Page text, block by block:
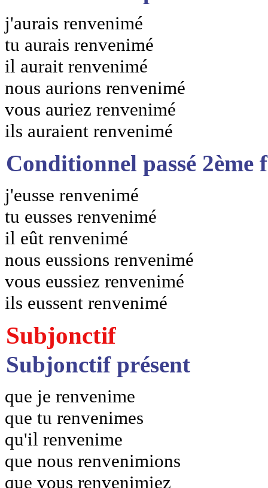
j'aurais renvenimé
tu aurais renvenimé
il aurait renvenimé
nous aurions renvenimé
vous auriez renvenimé
ils auraient renvenimé
Conditionnel passé 2ème
j'eusse renvenimé
tu eusses renvenimé
il eût renvenimé
nous eussions renvenimé
vous eussiez renvenimé
ils eussent renvenimé
Subjonctif
Subjonctif présent
que je renvenime
que tu renvenimes
qu'il renvenime
que nous renvenimions
que vous renvenimiez